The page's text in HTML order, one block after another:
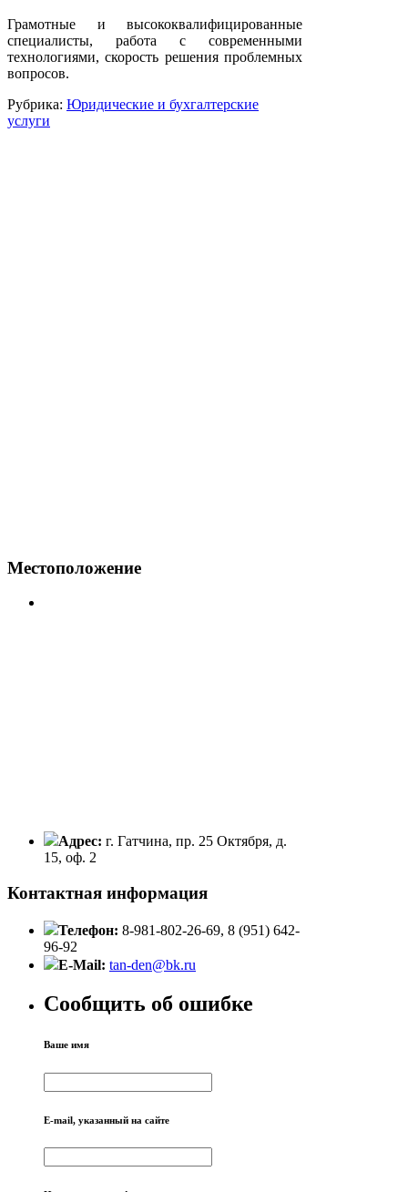
Грамотные и высококвалифицированные
специалисты, работа с современными
технологиями, скорость решения проблемных
вопросов.
Рубрика: Юридические и бухгалтерские
услуги
Местоположение
Адрес: г. Гатчина, пр. 25 Октября, д.
15, оф. 2
Контактная информация
Телефон: 8-981-802-26-69, 8 (951) 642-
96-92
E-Mail: tan-den@bk.ru
Сообщить об ошибке
Ваше имя
E-mail, указанный на сайте